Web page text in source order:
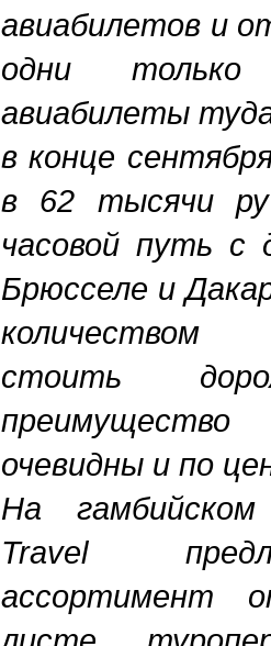
авиабилетов и
одни
авиабилеты
в конце
в 62 тысячи
часовой путь с
Брюсселе и
количеством
стоить
очевидны и по
На
Travel
ассортимент